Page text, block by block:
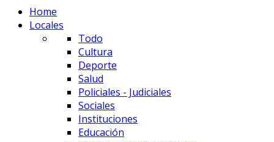
Home
Locales
Todo
Cultura
Deporte
Salud
Policiales - Judiciales
Sociales
Instituciones
Educación